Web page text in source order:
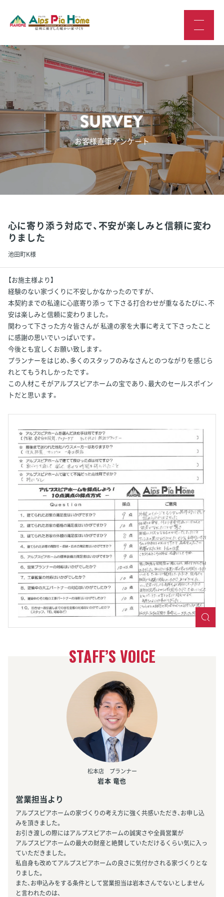
お客様直筆アンケート
心に寄り添う対応で、不安が楽しみと信頼に変わ
りました
池田町K様
【お施主様より】
経験のない家づくりに不安しかなかったのですが、
本契約までの私達に心底寄り添っ て下さる打合わせが重なるたびに、不
安は楽しみと信頼に変わりました。
関わって下さった方々皆さんが 私達の家を大事に考えて下さったこと
に感謝の思いでいっぱいです。
今後とも宜しくお願い致します。
プランナーをはじめ、多くのスタッフのみなさんとのつながりを感じら
れとてもうれしかったです。
この人材こそがアルプスピアホームの宝であり、最大のセールスポイン
トだと思います。
STAFF’S VOICE
松本店 プランナー
岩本 竜也
営業担当より
アルプスピアホームの家づくりの考え方に強く共感いただき、お申し込
みを頂きました。
お引き渡しの際にはアルプスピアホームの誠実さや全員営業が
アルプスピアホームの最大の財産と絶賛していただけるくらい気に入っ
ていただきました。
私自身も改めてアルプスピアホームの良さに気付かされる家づくりとな
りました。
また、お申込みをする条件として営業担当は岩本さんでないとしません
と言われたのは、